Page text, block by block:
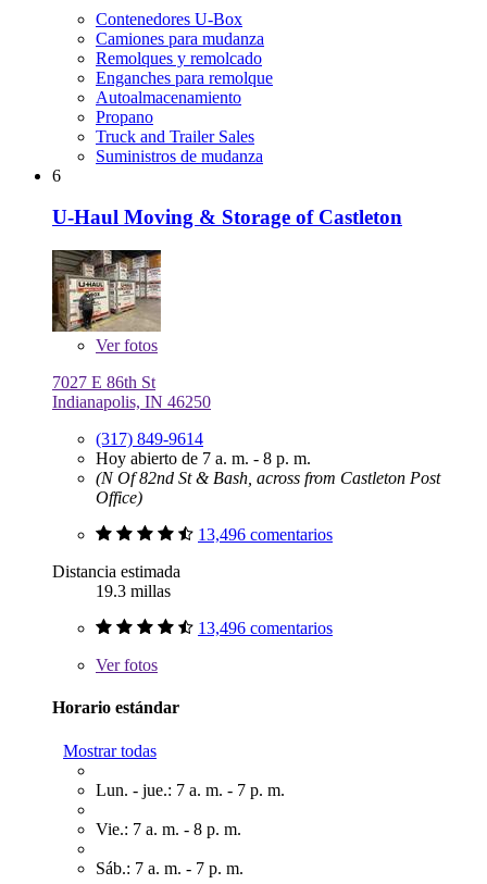
Contenedores U-Box
Camiones para mudanza
Remolques y remolcado
Enganches para remolque
Autoalmacenamiento
Propano
Truck and Trailer Sales
Suministros de mudanza
6
U-Haul Moving & Storage of Castleton
Verfotos
7027 E 86th St
Indianapolis, IN 46250
(317) 849-9614
Hoy abierto de 7 a. m. - 8 p. m.
(N Of 82nd St & Bash, across from Castleton Post
Office)
13,496 comentarios
Distancia estimada
19.3 millas
13,496 comentarios
Verfotos
Horario estándar
Mostrar todas
Lun. - jue.: 7 a. m. - 7 p. m.
Vie.: 7 a. m. - 8 p. m.
Sáb.: 7 a. m. - 7 p. m.